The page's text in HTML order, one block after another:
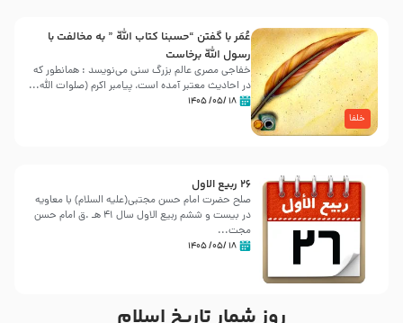
خلفا
عُمَر با گفتن “حسبنا كتاب اللّه ” به مخالفت با
رسول اللّه برخاست
خفاجی مصری عالم بزرگ سنی می‌نویسد : همانطور که
در احادیث معتبر آمده است، پیامبر اکرم (صلوات اللّه...
۱۸ /۰۵/ ۱۴۰۵
26 ربيع الاول
صلح حضرت امام حسن مجتبی(علیه السلام) با معاویه
در بیست و ششم ربیع الاول سال 41 هـ .ق امام حسن
مجت...
۱۸ /۰۵/ ۱۴۰۵